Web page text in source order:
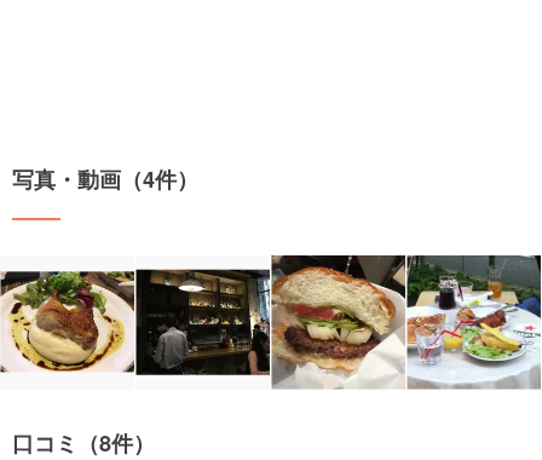
写真・動画（4件）
口コミ（8件）